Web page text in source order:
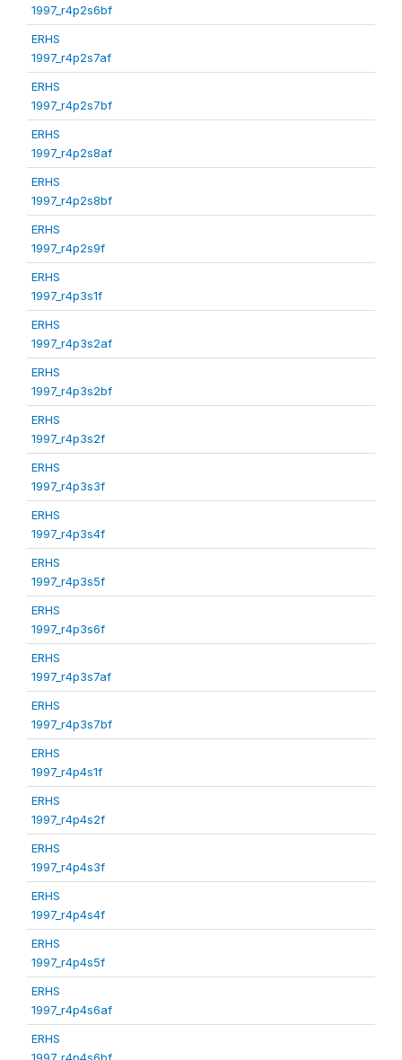
1997_r4p2s6bf
ERHS
1997_r4p2s7af
ERHS
1997_r4p2s7bf
ERHS
1997_r4p2s8af
ERHS
1997_r4p2s8bf
ERHS
1997_r4p2s9f
ERHS
1997_r4p3s1f
ERHS
1997_r4p3s2af
ERHS
1997_r4p3s2bf
ERHS
1997_r4p3s2f
ERHS
1997_r4p3s3f
ERHS
1997_r4p3s4f
ERHS
1997_r4p3s5f
ERHS
1997_r4p3s6f
ERHS
1997_r4p3s7af
ERHS
1997_r4p3s7bf
ERHS
1997_r4p4s1f
ERHS
1997_r4p4s2f
ERHS
1997_r4p4s3f
ERHS
1997_r4p4s4f
ERHS
1997_r4p4s5f
ERHS
1997_r4p4s6af
ERHS
1997_r4p4s6bf